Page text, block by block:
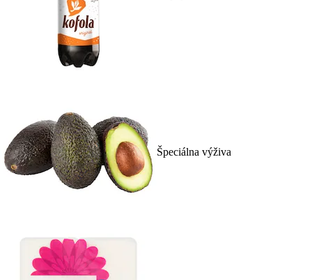
Špeciálna výživa